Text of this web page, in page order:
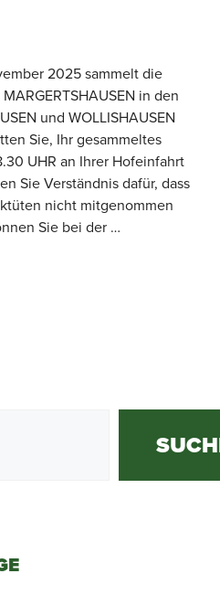
2025 sammelt die
in den
und WOLLISHAUSEN
Sie, Ihr gesammeltes
UHR an Ihrer Hofeinfahrt
Sie Verständnis dafür, dass
nicht mitgenommen
Sie bei der …